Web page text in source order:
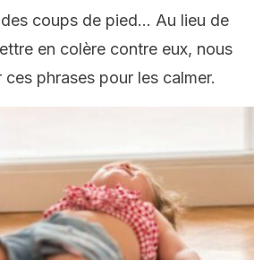
coups de pied... Au lieu de
en colère contre eux, nous
phrases pour les calmer.